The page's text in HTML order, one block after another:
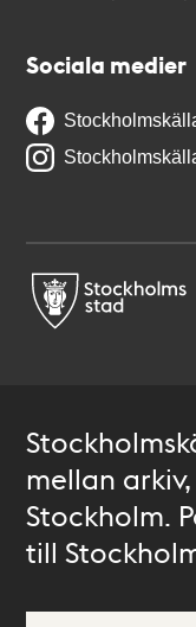
Sociala medier
mellan
Stockholm.
till